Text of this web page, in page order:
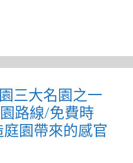
三大名園之一
路線/免費時
園帶來的感官